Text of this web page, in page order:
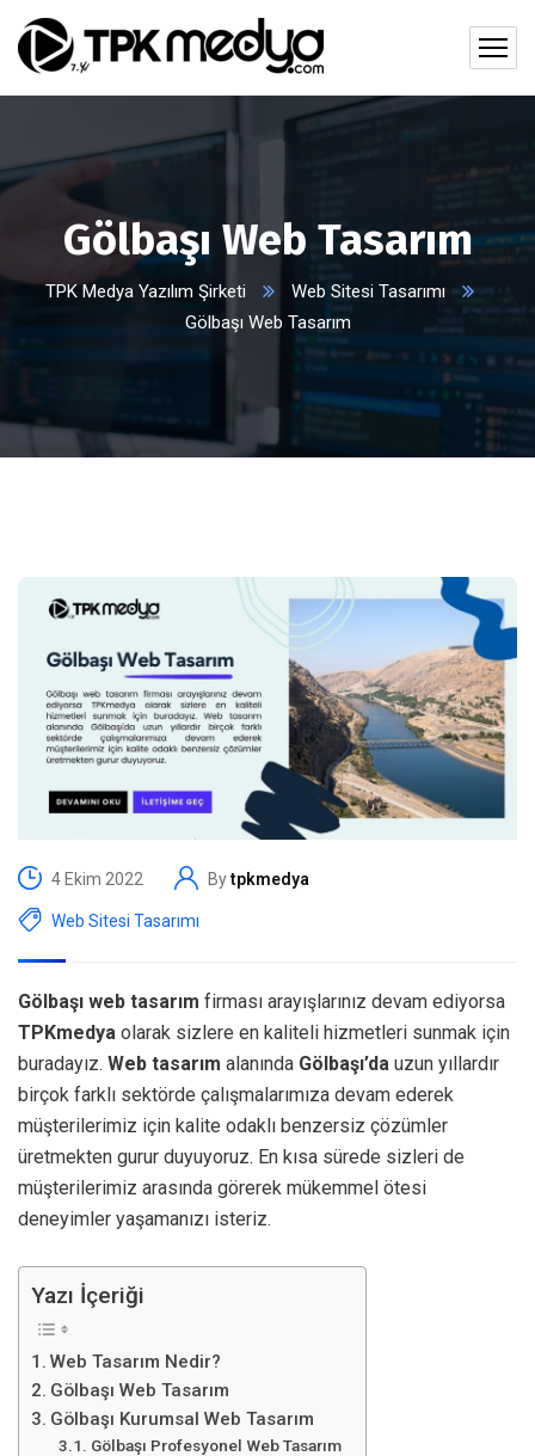
Gölbaşı Web Tasarım
TPK Medya Yazılım Şirketi
Web Sitesi Tasarımı
Gölbaşı Web Tasarım
4 Ekim 2022 Bytpkmedya
Web Sitesi Tasarımı
Gölbaşı web tasarım firması arayışlarınız devam ediyorsa
TPKmedya olarak sizlere en kaliteli hizmetleri sunmak için
buradayız. Web tasarım alanında Gölbaşı’da uzun yıllardır
birçok farklı sektörde çalışmalarımıza devam ederek
müşterilerimiz için kalite odaklı benzersiz çözümler
üretmekten gurur duyuyoruz. En kısa sürede sizleri de
müşterilerimiz arasında görerek mükemmel ötesi
deneyimler yaşamanızı isteriz.
Yazı İçeriği
Web Tasarım Nedir?
Gölbaşı Web Tasarım
Gölbaşı Kurumsal Web Tasarım
Gölbaşı Profesyonel Web Tasarım